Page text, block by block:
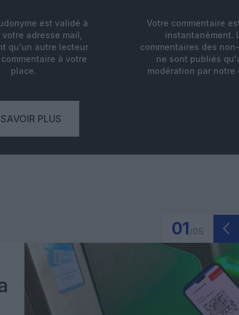
est validé à
adresse mail,
qu'un autre lecteur
à votre
place.
Votre commentaire
instantanément.
commentaires des
ne sont publiés
modération par notre
PLUS
01